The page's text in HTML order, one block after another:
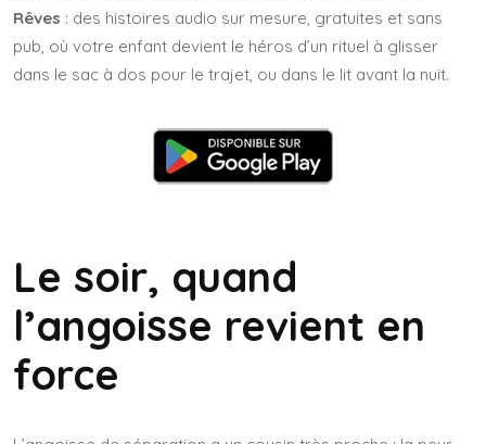
Rêves : des histoires audio sur mesure, gratuites et sans
pub, où votre enfant devient le héros d’un rituel à glisser
dans le sac à dos pour le trajet, ou dans le lit avant la nuit.
Le soir, quand
l’angoisse revient en
force